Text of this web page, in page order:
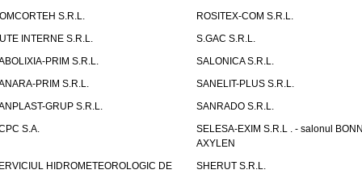
S.R.L.
ROSITEX-COM S.R.L.
INTERNE S.R.L.
S.GAC S.R.L.
PRIM S.R.L.
SALONICA S.R.L.
PRIM S.R.L.
SANELIT-PLUS S.R.L.
GRUP S.R.L.
SANRADO S.R.L.
S.A.
SELESA-EXIM S.R.L . - salonul
AXYLEN
HIDROMETEOROLOGIC DE
SHERUT S.R.L.